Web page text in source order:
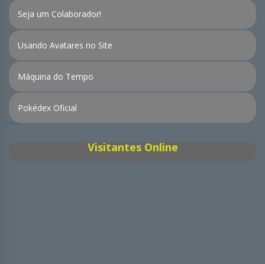
Seja um Colaborador!
Usando Avatares no Site
Máquina do Tempo
Pokédex Oficial
Visitantes Online